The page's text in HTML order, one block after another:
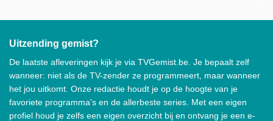
Uitzending gemist?
De laatste afleveringen kijk je via TVGemist.be. Je bepaalt zelf
wanneer: niet als de TV-zender ze programmeert, maar wanneer
het jou uitkomt. Onze redactie houdt je op de hoogte van je
favoriete programma's en de allerbeste series. Met een eigen
profiel houd je zelfs een eigen overzicht bij en ontvang je een e-